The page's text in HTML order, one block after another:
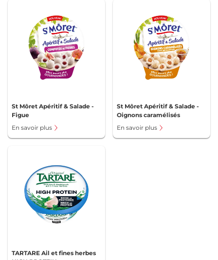
St Môret Apéritif & Salade -
Figue
En savoir plus
St Môret Apéritif & Salade -
Oignons caramélisés
En savoir plus
TARTARE Ail et fines herbes